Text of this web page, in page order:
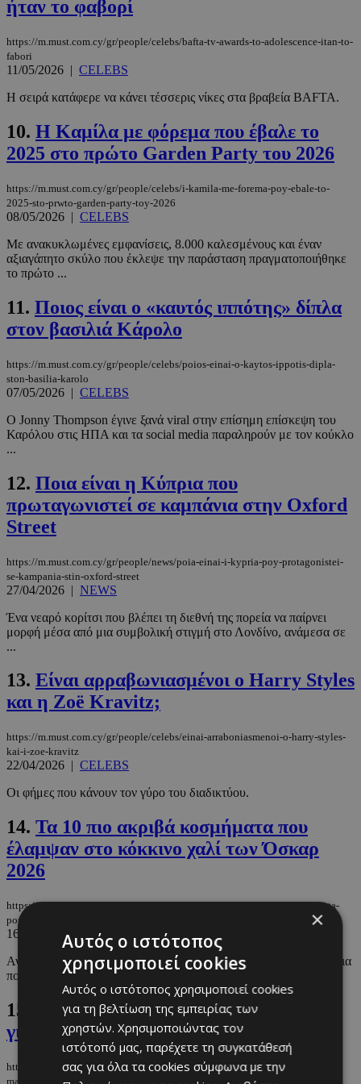
ήταν το φαβορί
https://m.must.com.cy/gr/people/celebs/bafta-tv-awards-to-adolescence-itan-to-
fabori
11/05/2026 | CELEBS
Η σειρά κατάφερε να κάνει τέσσερις νίκες στα βραβεία BAFTA.
10. Η Καμίλα με φόρεμα που έβαλε το
2025 στο πρώτο Garden Party του 2026
https://m.must.com.cy/gr/people/celebs/i-kamila-me-forema-poy-ebale-to-
2025-sto-prwto-garden-party-toy-2026
08/05/2026 | CELEBS
Με ανακυκλωμένες εμφανίσεις, 8.000 καλεσμένους και έναν
αξιαγάπητο σκύλο που έκλεψε την παράσταση πραγματοποιήθηκε
το πρώτο ...
11. Ποιος είναι ο «καυτός ιππότης» δίπλα
στον βασιλιά Κάρολο
https://m.must.com.cy/gr/people/celebs/poios-einai-o-kaytos-ippotis-dipla-
ston-basilia-karolo
07/05/2026 | CELEBS
Ο Jonny Thompson έγινε ξανά viral στην επίσημη επίσκεψη του
Καρόλου στις ΗΠΑ και τα social media παραληρούν με τον κούκλο
...
12. Ποια είναι η Κύπρια που
πρωταγωνιστεί σε καμπάνια στην Oxford
Street
https://m.must.com.cy/gr/people/news/poia-einai-i-kypria-poy-protagonistei-
se-kampania-stin-oxford-street
27/04/2026 | NEWS
Ένα νεαρό κορίτσι που βλέπει τη διεθνή της πορεία να παίρνει
μορφή μέσα από μια συμβολική στιγμή στο Λονδίνο, ανάμεσα σε
...
13. Είναι αρραβωνιασμένοι ο Harry Styles
και η Zoë Kravitz;
https://m.must.com.cy/gr/people/celebs/einai-arraboniasmenoi-o-harry-styles-
kai-i-zoe-kravitz
22/04/2026 | CELEBS
Οι φήμες που κάνουν τον γύρο του διαδικτύου.
14. Τα 10 πιο ακριβά κοσμήματα που
έλαμψαν στο κόκκινο χαλί των Όσκαρ
2026
https://m.must.com.cy/gr/fashion/fashion-news/ta-10-pio-akriba-kosmimata-
poy-elampsan-sto-kokkino-xali-ton-oskar-2026
16/03/2026 |
FASHION NEWS
Ανακαλύψτε τα πιο σαγηνευτικά κοσμήματα από φυσικά διαμάντια
που φορέθηκαν στο κόκκινο χαλί των Όσκαρ του 2026.
15.
Η Estée Lauder μηνύει τη Jo Malone
για συνεργασία της με τη Zara
https://m.must.com.cy/gr/fashion/fashion-news/i-estee-lauder-minyei-ti-jo-
malone-gia-synergasia-me-ti-zara
×
Αυτός ο ιστότοπος
χρησιμοποιεί cookies
Αυτός ο ιστότοπος χρησιμοποιεί cookies
για τη βελτίωση της εμπειρίας των
χρηστών. Χρησιμοποιώντας τον
ιστότοπό μας, παρέχετε τη συγκατάθεσή
σας για όλα τα cookies σύμφωνα με την